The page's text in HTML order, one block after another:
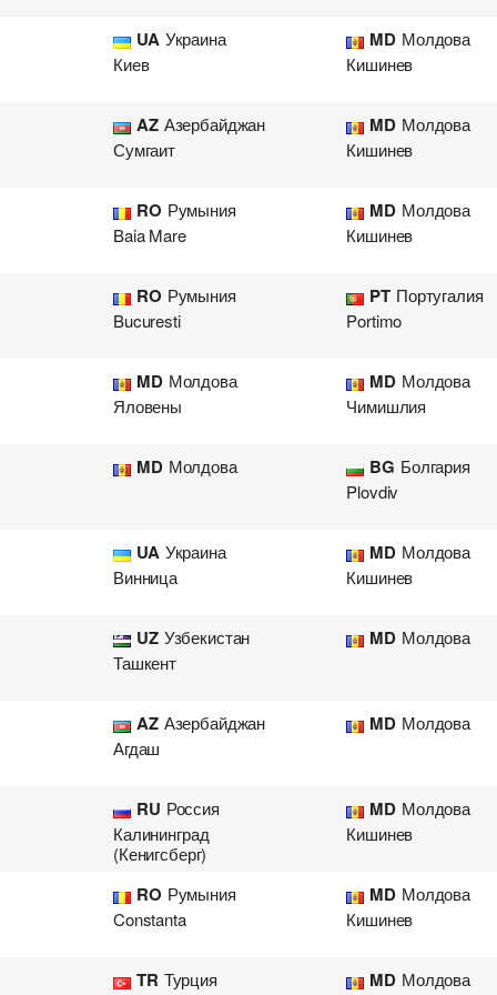
UA Украина
Киев
MD Молдова
Кишинев
AZ Азербайджан
Сумгаит
MD Молдова
Кишинев
RO Румыния
Baia Mare
MD Молдова
Кишинев
RO Румыния
Bucuresti
PT Португалия
Portimo
MD Молдова
Яловены
MD Молдова
Чимишлия
MD Молдова BG Болгария
Plovdiv
UA Украина
Винница
MD Молдова
Кишинев
UZ Узбекистан
Ташкент
MD Молдова
AZ Азербайджан
Агдаш
MD Молдова
RU Россия
Калининград
(Кенигсберг)
MD Молдова
Кишинев
RO Румыния
Constanta
MD Молдова
Кишинев
TR Турция
MD Молдова